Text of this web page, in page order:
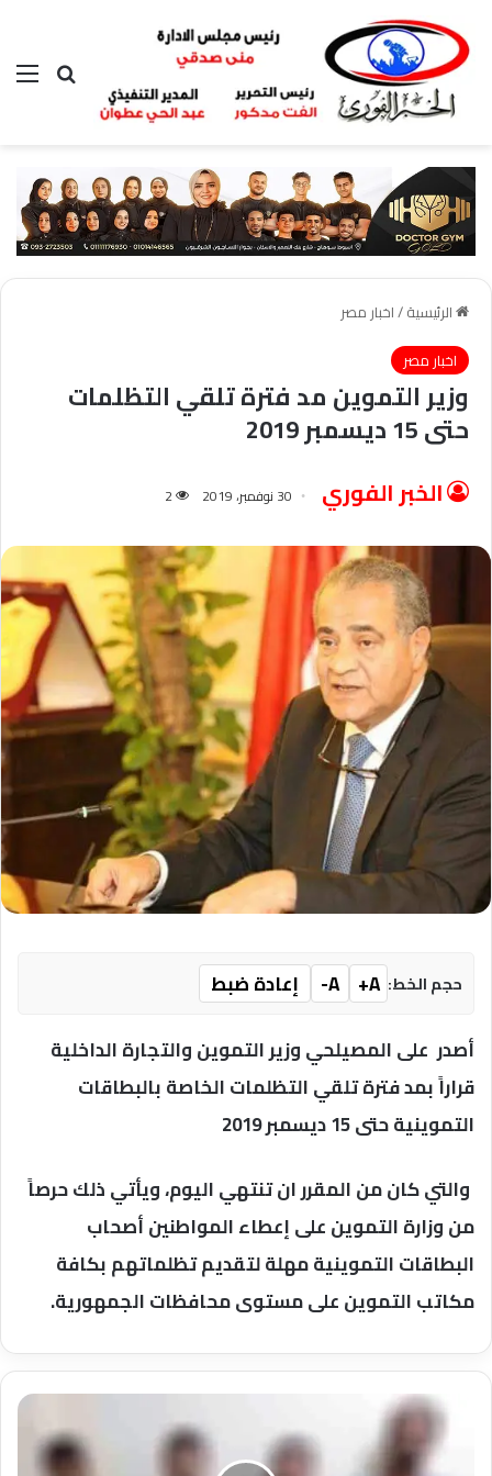
بحث عن
الرئيسية/اخبار مصر
اخبار مصر
وزير التموين مد فترة تلقي التظلمات
حتى 15 ديسمبر 2019
الخبر الفوري 30 نوفمبر، 2019 2
حجم الخط: A+
A-
إعادة ضبط
أصدر على المصيلحي وزير التموين والتجارة الداخلية
قراراً بمد فترة تلقي التظلمات الخاصة بالبطاقات
التموينية حتى 15 ديسمبر 2019
والتي كان من المقرر ان تنتهي اليوم، ويأتي ذلك حرصاً
من وزارة التموين على إعطاء المواطنين أصحاب
البطاقات التموينية مهلة لتقديم تظلماتهم بكافة
مكاتب التموين على مستوى محافظات الجمهورية.
عاطلين